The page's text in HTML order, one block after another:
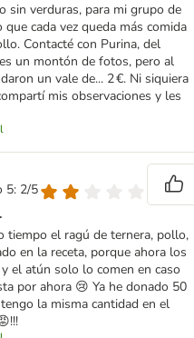
sin verduras, para mi grupo de
cada vez queda más comida
Contacté con Purina, del
un montón de fotos, pero al
un vale de... 2 €. Ni siquiera
mis observaciones y les
5: 2/5
tiempo el ragú de ternera, pollo,
en la receta, porque ahora los
el atún solo lo comen en caso
por ahora 😢 Ya he donado 50
la misma cantidad en el